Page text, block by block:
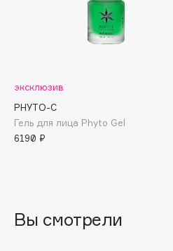
Basicare
Batiste
beautyblender
эксклюзив
PHYTO-С
Гель для лица Phyto Gel
6190 ₽
Вы смотрели